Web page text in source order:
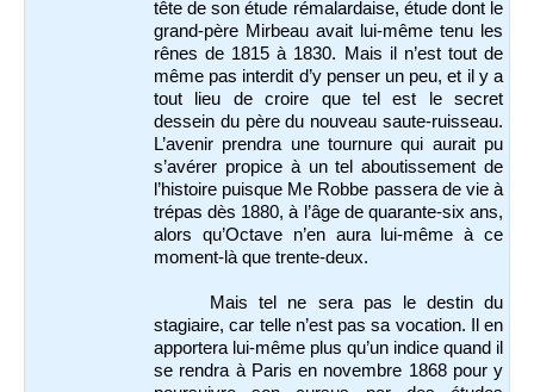
tête de son étude rémalardaise, étude dont le
grand-père Mirbeau avait lui-même tenu les
rênes de 1815 à 1830. Mais il n’est tout de
même pas interdit d’y penser un peu, et il y a
tout lieu de croire que tel est le secret
dessein du père du nouveau saute-ruisseau.
L’avenir prendra une tournure qui aurait pu
s’avérer propice à un tel aboutissement de
l’histoire puisque Me Robbe passera de vie à
trépas dès 1880, à l’âge de quarante-six ans,
alors qu’Octave n’en aura lui-même à ce
moment-là que trente-deux.
Mais tel ne sera pas le destin du
stagiaire, car telle n’est pas sa vocation. Il en
apportera lui-même plus qu’un indice quand il
se rendra à Paris en novembre 1868 pour y